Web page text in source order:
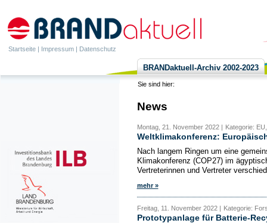
Startseite | Impressum | Datenschutz
BRANDaktuell-Archiv 2002-2023
Sie sind hier:
News
Montag, 21. November 2022 | Kategorie:
Weltklimakonferenz:
Nach langem Ringen um eine
Klimakonferenz (COP27) im
Vertreterinnen und Vertreter
mehr »
Freitag, 11. November 2022 | Kategorie:
Prototypanlage für Batterie-